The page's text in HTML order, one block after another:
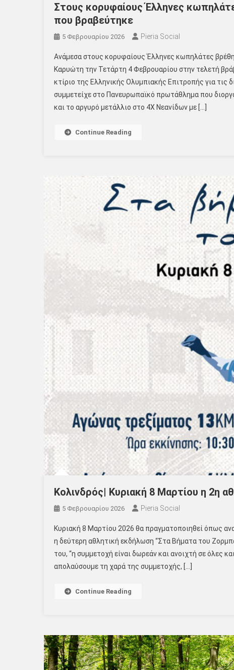
Στους κορυφαίους Έλληνες
που βραβεύτηκε
5 Φεβρουαρίου 2026 Pieria Social
Ανάμεσα στους κορυφαίους Έλληνες κωπηλάτες
Καρυώτη την Τετάρτη 4 Φεβρουαρίου στην τελετή
κτίριο της Ελληνικής Ολυμπιακής Επιτροπής για τις
συμμετείχε στο Πανευρωπαϊκό πρωτάθλημα που
και το αργυρό μετάλλιο στο 4Χ Νεανίδων με […]
Continue Reading
Κολινδρός| Κυριακή 8 Μαρτίου η 2η
5 Φεβρουαρίου 2026 Pieria Social
Κυριακή 8 Μαρτίου 2026 θα πραγματοποιηθεί όπως
η δεύτερη αθλητική εκδήλωση “Στα Βήματα του
του, “η συμμετοχή είναι δωρεάν και ανοιχτή σε όλες
απολαύσουμε τη χαρά της συμμετοχής, […]
Continue Reading